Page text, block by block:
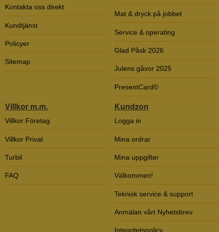
Kontakta oss direkt
Kundtjänst
Policyer
Sitemap
Mat & dryck på jobbet
Service & operating
Glad Påsk 2026
Julens gåvor 2025
PresentCard©
Villkor m.m.
Villkor Företag
Villkor Privat
Turbil
FAQ
Kundzon
Logga in
Mina ordrar
Mina uppgifter
Välkommen!
Teknisk service & support
Anmälan vårt Nyhetsbrev
Integritetspolicy